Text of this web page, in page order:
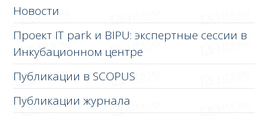
Новости
Проект IT park и BIPU: экспертные сессии в
Инкубационном центре
Публикации в SCOPUS
Публикации журнала